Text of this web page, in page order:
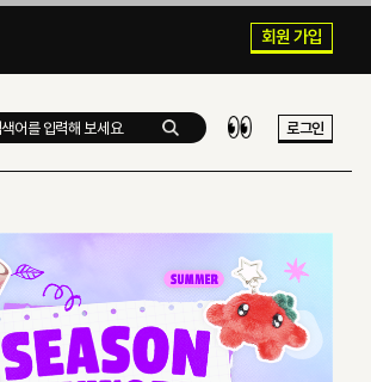
회원 가입
로그인